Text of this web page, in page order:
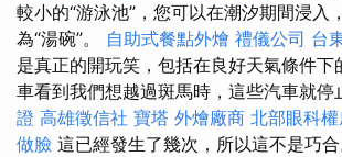
較小的“游泳池”，您可以在潮汐期間浸入
為“湯碗”。 自助式餐點外燴 禮儀公司 台
是真正的開玩笑，包括在良好天氣條件下
車看到我們想越過斑馬時，這些汽車就停
證 高雄徵信社 寶塔 外燴廠商 北部眼科
做臉 這已經發生了幾次，所以這不是巧合